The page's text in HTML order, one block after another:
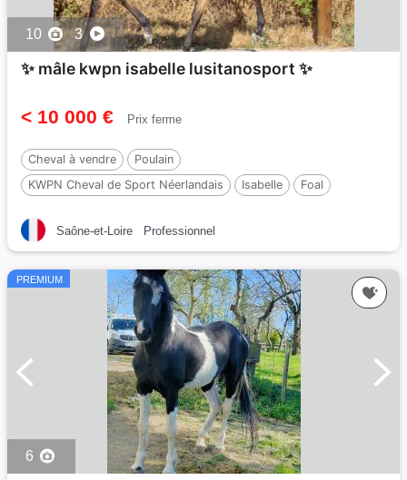
10 3
✨️ mâle kwpn isabelle lusitanosport ✨️
< 10 000 € Prix ferme
Cheval à vendre
Poulain
KWPN Cheval de Sport Néerlandais
Isabelle
Foal
Saône-et-Loire
Professionnel
PREMIUM
6